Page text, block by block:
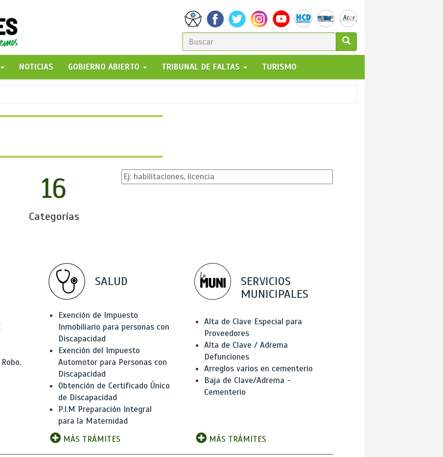
FORMULARIO
DE
BÚSQUEDA
GO!
NOTICIAS GOBIERNO ABIERTO TRIBUNAL DE FALTAS TURISMO
16
Categorías
SALUD
Exención de Impuesto
Inmobiliario para personas con
Discapacidad
Exención del Impuesto
Automotor para Personas con
Discapacidad
Obtención de Certificado Único
de Discapacidad
P.I.M Preparación Integral
para la Maternidad
MÁS TRÁMITES
SERVICIOS
MUNICIPALES
Alta de Clave Especial para
Proveedores
Alta de Clave / Adrema
Defunciones
Arreglos varios en cementerio
Baja de Clave/Adrema -
Cementerio
MÁS TRÁMITES